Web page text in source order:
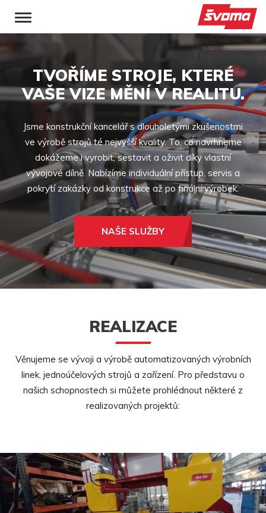
TVOŘÍME STROJE, KTERÉ
VAŠE VIZE MĚNÍV REALITU.
Jsme konstrukční kancelář s dlouholetými zkušenostmi
ve výrobě strojů té nejvyšší kvality. To, co navrhneme
dokážeme i vyrobit, sestavit a oživit díky vlastní
vývojové dílně. Nabízíme individuální přístup, servis a
pokrytí zakázky od konstrukce až po finální výrobek.
NAŠE SLUŽBY
REALIZACE
Věnujeme se vývoji a výrobě automatizovaných výrobních
linek, jednoúčelových strojů a zařízení. Pro představu o
našich schopnostech si můžete prohlédnout některé z
realizovaných projektů: